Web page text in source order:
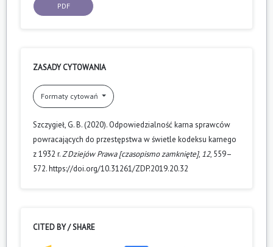
PDF
ZASADY CYTOWANIA
Formaty cytowań
Szczygieł, G. B. (2020). Odpowiedzialność karna sprawców
powracających do przestępstwa w świetle kodeksu karnego
z 1932 r.Z Dziejów Prawa [czasopismo zamknięte], 12, 559–
572. https://doi.org/10.31261/ZDP.2019.20.32
CITED BY / SHARE